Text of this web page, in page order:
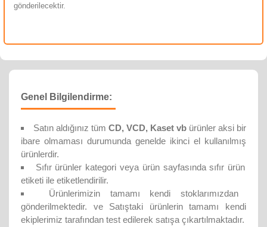
gönderilecektir.
Genel Bilgilendirme:
Satın aldığınız tüm CD, VCD, Kaset vb ürünler aksi bir
ibare olmaması durumunda genelde ikinci el kullanılmış
ürünlerdir.
Sıfır ürünler kategori veya ürün sayfasında sıfır ürün
etiketi ile etiketlendirilir.
Ürünlerimizin tamamı kendi stoklarımızdan
gönderilmektedir. ve Satıştaki ürünlerin tamamı kendi
ekiplerimiz tarafından test edilerek satışa çıkartılmaktadır.